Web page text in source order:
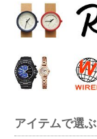
アイテムで選ぶ